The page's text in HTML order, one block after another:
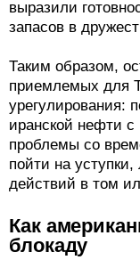
выразили
запасов в
Таким образом,
приемлемых для
урегулирования:
иранской нефти с
проблемы со
пойти на
действий в том
Как
блокаду